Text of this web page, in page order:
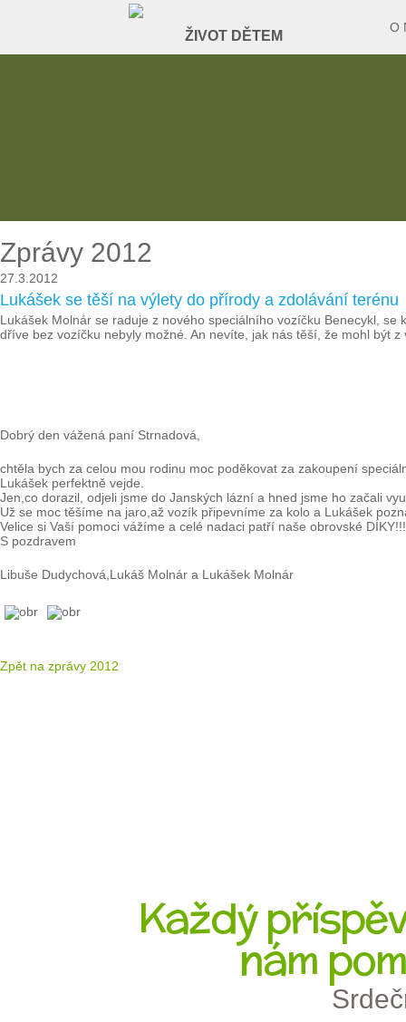
O
Zprávy 2012
27.3.2012
Lukášek se těší na výlety do přírody a zdolávání terénu
Lukášek Molnár se raduje z nového speciálního vozíčku Benecykl,
dříve bez vozíčku nebyly možné. An nevíte, jak nás těší, že mohl být
Dobrý den vážená paní Strnadová,
chtěla bych za celou mou rodinu moc poděkovat za zakoupení
Lukášek perfektně vejde.
Jen,co dorazil, odjeli jsme do Janských lázní a hned jsme ho začali
Už se moc těšíme na jaro,až vozík připevníme za kolo a Lukášek
Velice si Vaší pomoci vážíme a celé nadaci patří naše obrovské
S pozdravem
Libuše Dudychová,Lukáš Molnár a Lukášek Molnár
Zpět na zprávy 2012
Každý
nám